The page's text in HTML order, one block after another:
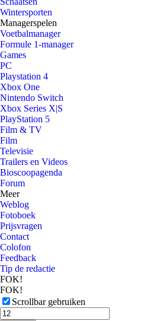
Wintersporten
Managerspelen
Voetbalmanager
Formule 1-manager
Games
PC
Playstation 4
Xbox One
Nintendo Switch
Xbox Series X|S
PlayStation 5
Film & TV
Film
Televisie
Trailers en Videos
Bioscoopagenda
Forum
Meer
Weblog
Fotoboek
Prijsvragen
Contact
Colofon
Feedback
Tip de redactie
FOK!
FOK!
Scrollbar gebruiken